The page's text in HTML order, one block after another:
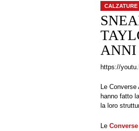
CALZATURE
ANNI
https://
Le
hanno fatto
la loro
Le